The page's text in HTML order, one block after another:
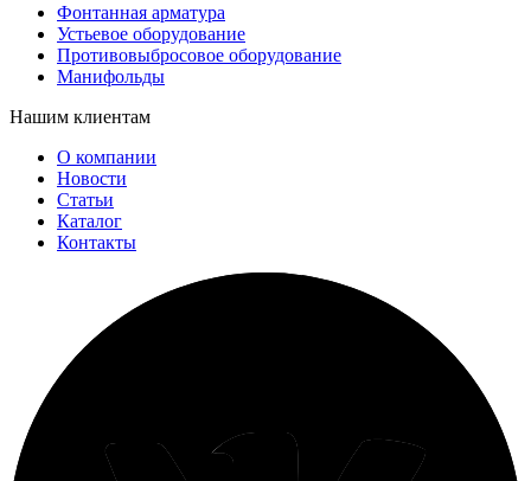
Фонтанная арматура
Устьевое оборудование
Противовыбросовое оборудование
Манифольды
Нашим клиентам
О компании
Новости
Статьи
Каталог
Контакты